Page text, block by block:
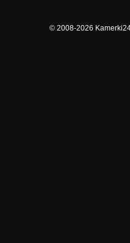
© 2008-2026